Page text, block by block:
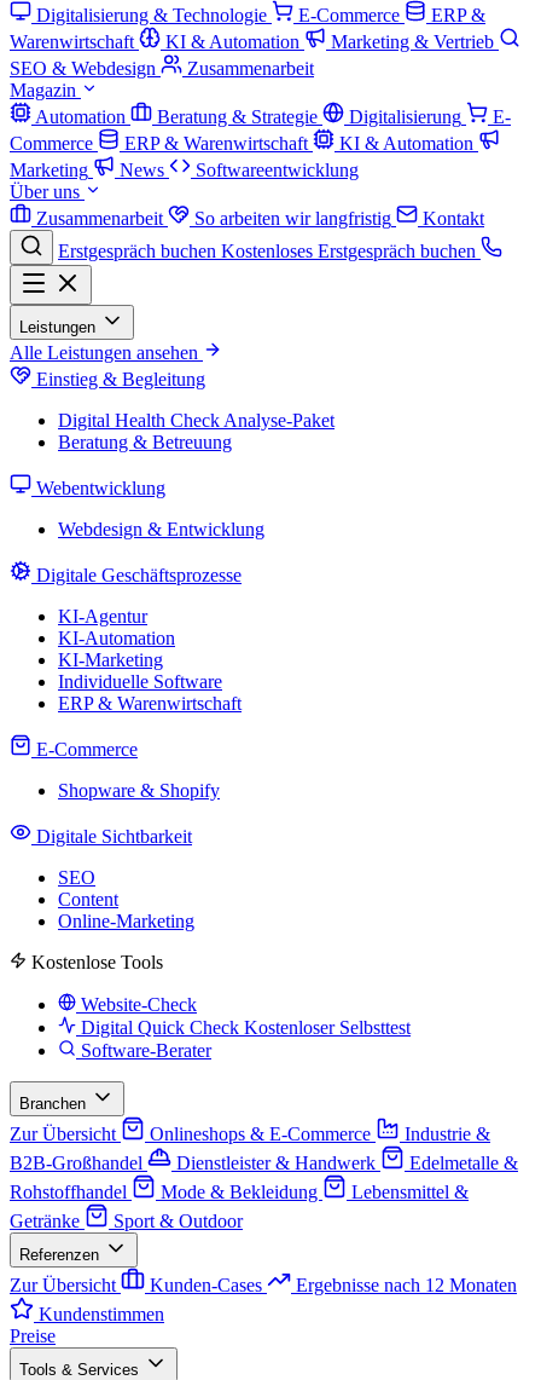
Digitalisierung & Technologie
E-Commerce
ERP &
Warenwirtschaft
KI & Automation
Marketing & Vertrieb
SEO & Webdesign
Zusammenarbeit
Magazin
Automation
Beratung & Strategie Digitalisierung
E-
Commerce
ERP & Warenwirtschaft
KI & Automation
Marketing
News
Softwareentwicklung
Über uns
Zusammenarbeit
So arbeiten wir langfristig
Kontakt
Erstgespräch buchen Kostenloses Erstgespräch buchen
Leistungen
Alle Leistungen ansehen
Einstieg & Begleitung
Digital Health Check Analyse-Paket
Beratung & Betreuung
Webentwicklung
Webdesign & Entwicklung
Digitale Geschäftsprozesse
KI-Agentur
KI-Automation
KI-Marketing
Individuelle Software
ERP & Warenwirtschaft
E-Commerce
Shopware & Shopify
Digitale Sichtbarkeit
SEO
Content
Online-Marketing
Kostenlose Tools
Website-Check
Digital Quick Check Kostenloser Selbsttest
Software-Berater
Branchen
Zur Übersicht Onlineshops & E-Commerce
Industrie &
B2B-Großhandel
Dienstleister & Handwerk
Edelmetalle &
Rohstoffhandel
Mode & Bekleidung
Lebensmittel &
Getränke
Sport & Outdoor
Referenzen
Zur Übersicht Kunden-Cases
Ergebnisse nach 12 Monaten
Kundenstimmen
Preise
Tools & Services